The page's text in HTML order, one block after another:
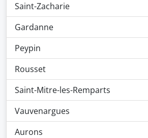
Saint-Zacharie
Gardanne
Peypin
Rousset
Saint-Mitre-les-Remparts
Vauvenargues
Aurons